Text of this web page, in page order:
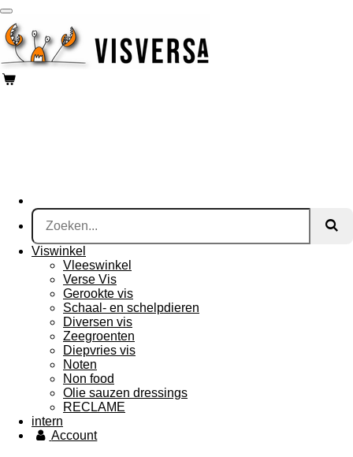
Ga
direct
naar
de
hoofdinhoud
Viswinkel
Vleeswinkel
Verse Vis
Gerookte vis
Schaal- en schelpdieren
Diversen vis
Zeegroenten
Diepvries vis
Noten
Non food
Olie sauzen dressings
RECLAME
intern
Account